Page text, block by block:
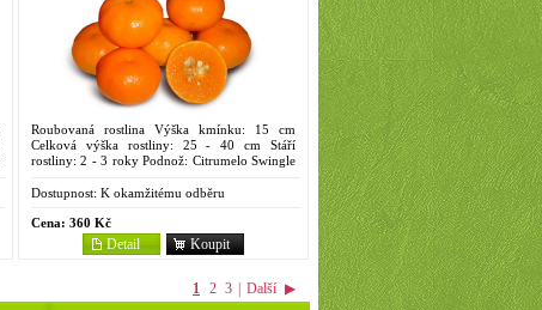
Roubovaná rostlina Výška kmínku: 15 cm
Celková výška rostliny: 25 - 40 cm Stáří
rostliny: 2 - 3 roky Podnož: Citrumelo Swingle
velmi pozdní odrůda...
Dostupnost: K okamžitému odběru
Cena: 360 Kč
Koupit
Detail
1 2 3 | Další ▶